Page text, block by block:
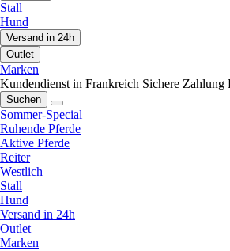
Stall
Hund
Versand in 24h
Outlet
Marken
Kundendienst in Frankreich Sichere Zahlung
Suchen
Sommer-Special
Ruhende Pferde
Aktive Pferde
Reiter
Westlich
Stall
Hund
Versand in 24h
Outlet
Marken